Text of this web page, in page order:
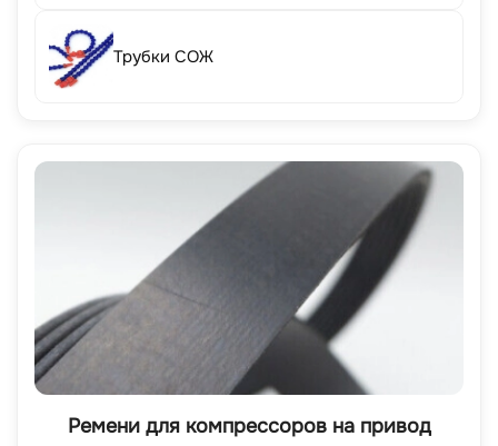
Трубки СОЖ
Ремени для компрессоров на привод